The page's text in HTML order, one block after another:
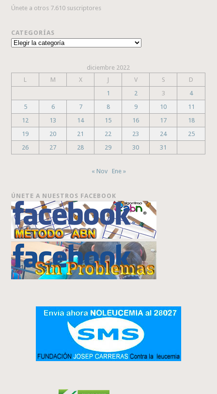
Únete a otros 7.610 suscriptores
CATEGORÍAS
Categorías
diciembre 2022
L
M X J V S
D
1
2 3
4
5
6 7 8 9 10
11
12
13 14 15 16 17
18
19
20 21 22 23 24
25
26
27 28 29 30 31
« Nov Ene »
ÚNETE A NUESTROS FACEBOOK